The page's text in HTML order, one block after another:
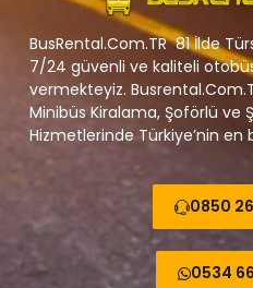
BusRental.Com.TR 81 İlde
7/24 güvenli ve kaliteli
vermekteyiz.
Minibüs Kiralama, Şoförlü ve
Hizmetlerinde Türkiye’nin en
0850
0534